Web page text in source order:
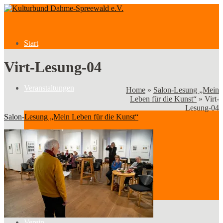
Start
Veranstaltungen
Veranstaltungen
Kategorien
Virt-Lesung-04
Home » Salon-Lesung „Mein
Leben für die Kunst“ » Virt-
Lesung-04
Salon-Lesung „Mein Leben für die Kunst“